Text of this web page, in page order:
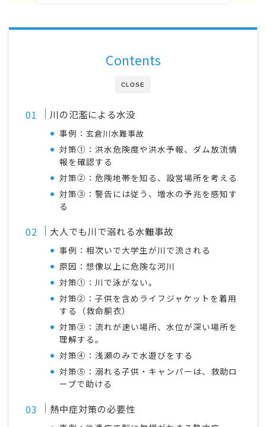
CLOSE
Contents
川の氾濫による水没
事例：玄倉川水難事故
対策①：洪水危険度や洪水予報、ダム放流情
報を確認する
対策②：危険地帯を知る、設営場所を考える
対策③：警告には従う、増水の予兆を感知す
る
大人でも川で溺れる水難事故
事例：相次いで大学生が川で流される
原因：想像以上に危険な河川
対策①：川で泳がない。
対策②：子供を含めライフジャケットを着用
する（救命胴衣）
対策③：流れが速い場所、水位が深い場所を
理解する。
対策④：浅瀬のみで水遊びをする
対策⑤：溺れる子供・キャンパーは、救助ロ
ープで助ける
熱中症対策の必要性